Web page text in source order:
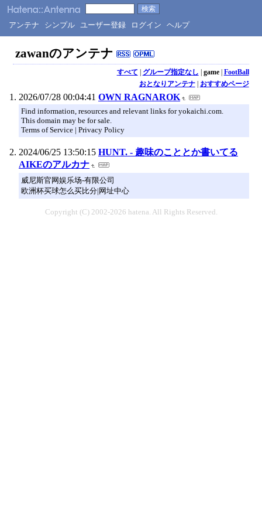
アンテナ シンプル ユーザー登録 ログイン ヘルプ
zawanのアンテナ
すべて | グループ指定なし | game| FootBall
おとなりアンテナ| おすすめページ
2026/07/28 00:04:41 OWN RAGNAROK
Find information, resources and relevant links for yokaichi.com.
This domain may be for sale.
Terms of Service | Privacy Policy
2024/06/25 13:50:15 HUNT. - 趣味のこととか書いてる
AIKEのアルカナ
威尼斯官网娱乐场-有限公司
欧洲杯买球怎么买比分|网址中心
Copyright (C) 2002-2026 hatena. All Rights Reserved.